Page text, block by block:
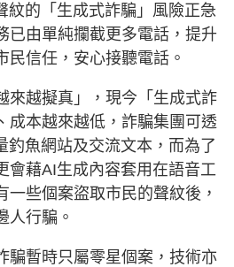
紋的「生成式詐騙」風險正急
已由單純攔截更多電話，提升
民信任，安心接聽電話。
來越擬真」，現今「生成式詐
成本越來越低，詐騙集團可透
釣魚網站及交流文本，而為了
會藉AI生成內容套用在語音工
一些個案盜取市民的聲紋後，
人行騙。
騙暫時只屬零星個案，技術亦